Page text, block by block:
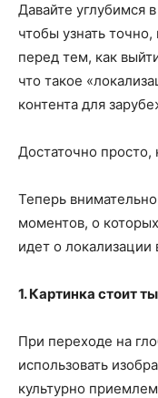
Давайте углубимся
чтобы узнать
перед тем, как
что такое
контента для
Достаточно просто,
Теперь
моментов, о
идет о локализации
1. Картинка стоит
При переходе на
использовать
культурно